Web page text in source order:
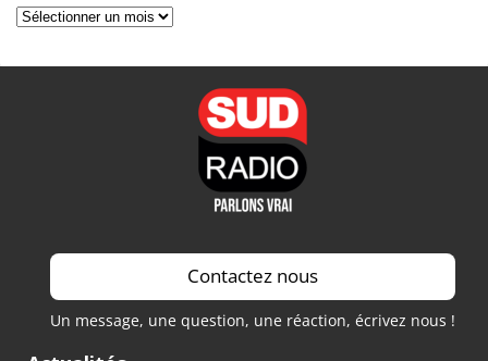
Archives
Contactez nous
Un message, une question, une réaction, écrivez nous !